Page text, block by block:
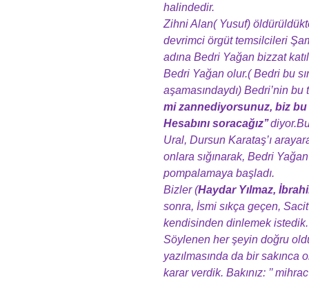
halindedir.
Zihni Alan( Yusuf)
devrimci örgüt temsilcileri
adına Bedri Yağan bizzat
Bedri Yağan olur.( Bedri bu
aşamasındaydı) Bedri’nin bu
mi zannediyorsunuz, biz bu
Hesabını soracağız’’
Ural, Dursun Karataş’ı
onlara sığınarak, Bedri
pompalamaya başladı.
Bizler (Haydar Yılmaz,
sonra, İsmi sıkça geçen,
kendisinden dinlemek
Söylenen her şeyin doğru
yazılmasında da bir sakınca
karar verdik. Bakınız: ’’